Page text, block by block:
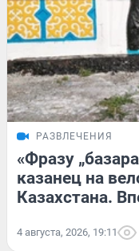
РАЗВЛЕЧЕНИЯ
«Фразу
казанец на
Казахстана.
4 августа, 2026, 19:11